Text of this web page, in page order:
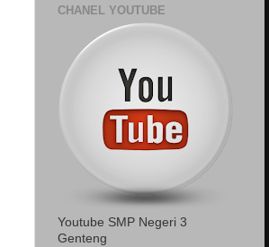
CHANEL YOUTUBE
Youtube SMP Negeri 3
Genteng